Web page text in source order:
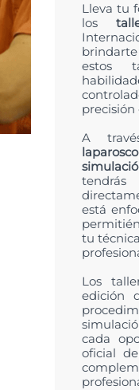
Lleva tu
los
estos
precisión
A
está
tu
Los
edición
cada
oficial